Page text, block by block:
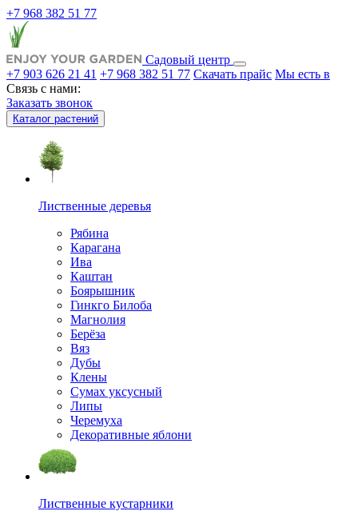
+7 968 382 51 77
Садовый центр
+7 903 626 21 41 +7 968 382 51 77 Скачать прайс Мы есть в
Связь с нами:
Заказать звонок
Каталог растений
Лиственные деревья
Рябина
Карагана
Ива
Каштан
Боярышник
Гинкго Билоба
Магнолия
Берёза
Вяз
Дубы
Клены
Сумах уксусный
Липы
Черемуха
Декоративные яблони
Лиственные кустарники